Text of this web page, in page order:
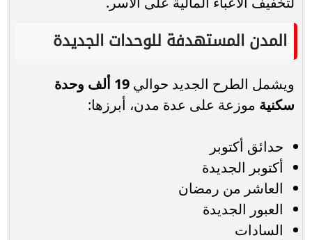
المدن المستهدفة للوحدات الجديدة
ويشمل الطرح الجديد حوالي
19 ألف وحدة
سكنية موزعة على عدة مدن، أبرزها:
حدائق أكتوبر
أكتوبر الجديدة
العاشر من رمضان
العبور الجديدة
السادات